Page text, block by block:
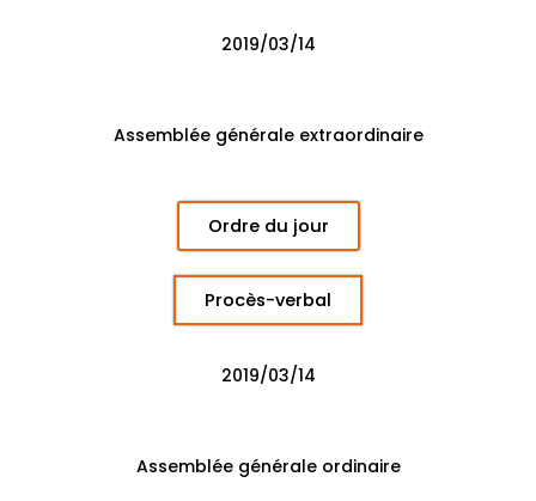
2019/03/14
Assemblée générale extraordinaire
Ordre du jour
Procès-verbal
2019/03/14
Assemblée générale ordinaire